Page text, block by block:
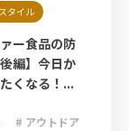
タイル
ー食品の防
編】今日か
くなる！...
# アウトドア